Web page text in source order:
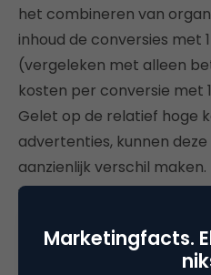
het combineren van
inhoud de conversies met
(vergeleken met alleen
kosten per conversie met
Gelet op de relatief hoge
advertenties, kunnen
aanzienlijk verschil maken.
wordt het allemaal even
mogelijkheden.
Marketingfacts.